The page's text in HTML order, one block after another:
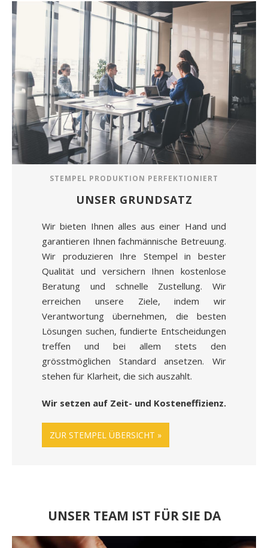
STEMPEL PRODUKTION PERFEKTIONIERT
UNSER GRUNDSATZ
Wir bieten Ihnen alles aus einer Hand und
garantieren Ihnen fachmännische Betreuung.
Wir produzieren Ihre Stempel in bester
Qualität und versichern Ihnen kostenlose
Beratung und schnelle Zustellung. Wir
erreichen unsere Ziele, indem wir
Verantwortung übernehmen, die besten
Lösungen suchen, fundierte Entscheidungen
treffen und bei allem stets den
grösstmöglichen Standard ansetzen. Wir
stehen für Klarheit, die sich auszahlt.
Wir setzen auf Zeit- und Kosteneffizienz.
ZUR STEMPEL ÜBERSICHT
UNSER TEAM IST FÜR SIE DA